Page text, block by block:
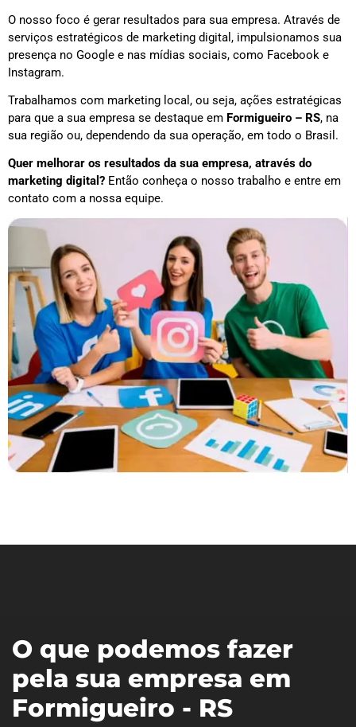
O nosso foco é gerar resultados para sua empresa. Através de
serviços estratégicos de marketing digital, impulsionamos sua
presença no Google e nas mídias sociais, como Facebook e
Instagram.
Trabalhamos com marketing local, ou seja, ações estratégicas
para que a sua empresa se destaque em Formigueiro – RS, na
sua região ou, dependendo da sua operação, em todo o Brasil.
Quer melhorar os resultados da sua empresa, através do
marketing digital? Então conheça o nosso trabalho e entre em
contato com a nossa equipe.
O que podemos fazer
pela sua empresa em
Formigueiro - RS